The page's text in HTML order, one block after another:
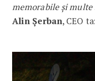
memorabile și
Alin Șerban, CEO